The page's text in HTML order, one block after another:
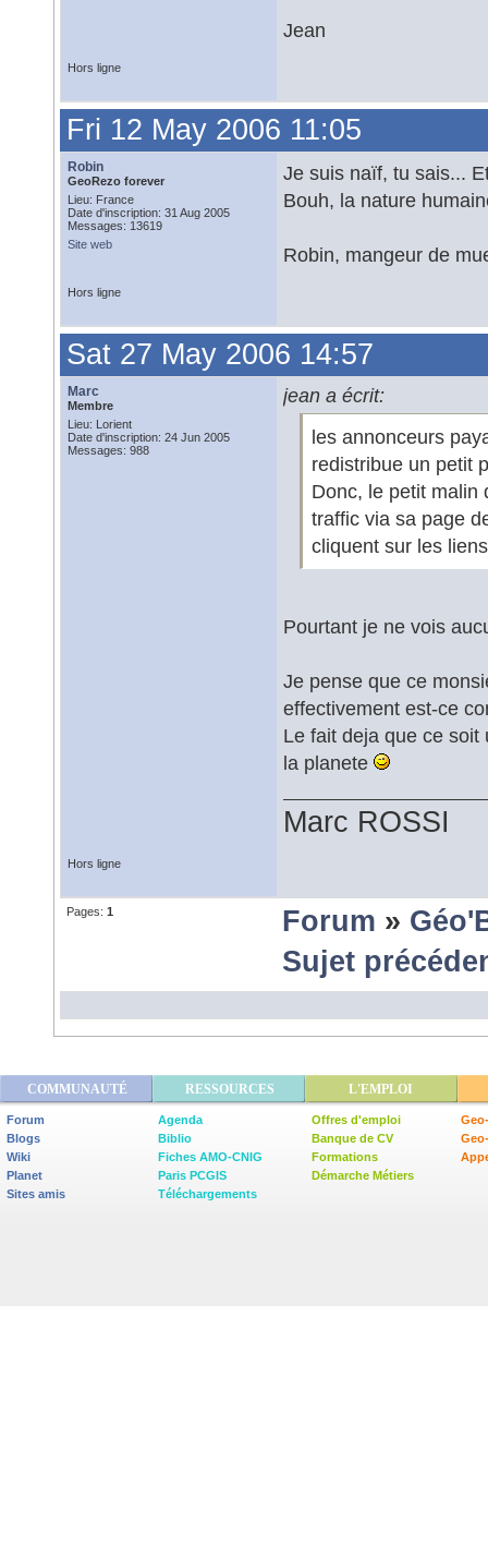
Jean
Hors ligne
Fri 12 May 2006 11:05
Robin
GeoRezo forever
Lieu: France
Date d'inscription: 31 Aug 2005
Messages: 13619
Site web
Je suis naïf, tu sais...
Bouh, la nature
Robin, mangeur de
Hors ligne
Sat 27 May 2006 14:57
Marc
Membre
Lieu: Lorient
Date d'inscription: 24 Jun 2005
Messages: 988
jean a écrit:
les annonceurs
redistribue un petit
Donc, le petit malin
traffic via sa page
cliquent sur les
Pourtant je ne vois
Je pense que ce
effectivement est-ce
Le fait deja que ce
la planete
Marc ROSSI
Hors ligne
Pages: 1 Forum »
Sujet
COMMUNAUTÉ RESSOURCES L'EMPLOI
Forum
Blogs
Wiki
Planet
Sites amis
Agenda
Biblio
Fiches AMO-CNIG
Paris PCGIS
Téléchargements
Offres d'emploi
Banque de CV
Formations
Démarche Métiers